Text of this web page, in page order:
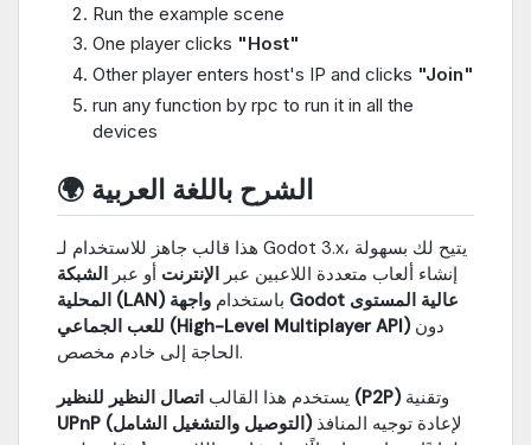
Run the example scene
One player clicks "Host"
Other player enters host's IP and clicks "Join"
run any function by rpc to run it in all the
devices
🌍 الشرح باللغة العربية
هذا قالب جاهز للاستخدام لـ Godot 3.x، يتيح لك بسهولة
إنشاء ألعاب متعددة اللاعبين عبر الإنترنت أو عبر الشبكة
المحلية (LAN)
باستخدام واجهة Godot عالية المستوى
للعب الجماعي (High-Level Multiplayer API)دون
الحاجة إلى خادم مخصص.
يستخدم هذا القالب اتصال النظير للنظير (P2P) وتقنية
UPnP (التوصيل والتشغيل الشامل)لإعادة توجيه المنافذ